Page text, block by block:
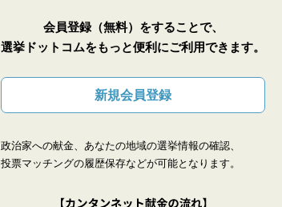
会員登録（無料）をすることで、
選挙ドットコムをもっと便利にご利用できます。
新規会員登録
政治家への献金、あなたの地域の選挙情報の確認、
投票マッチングの履歴保存などが可能となります。